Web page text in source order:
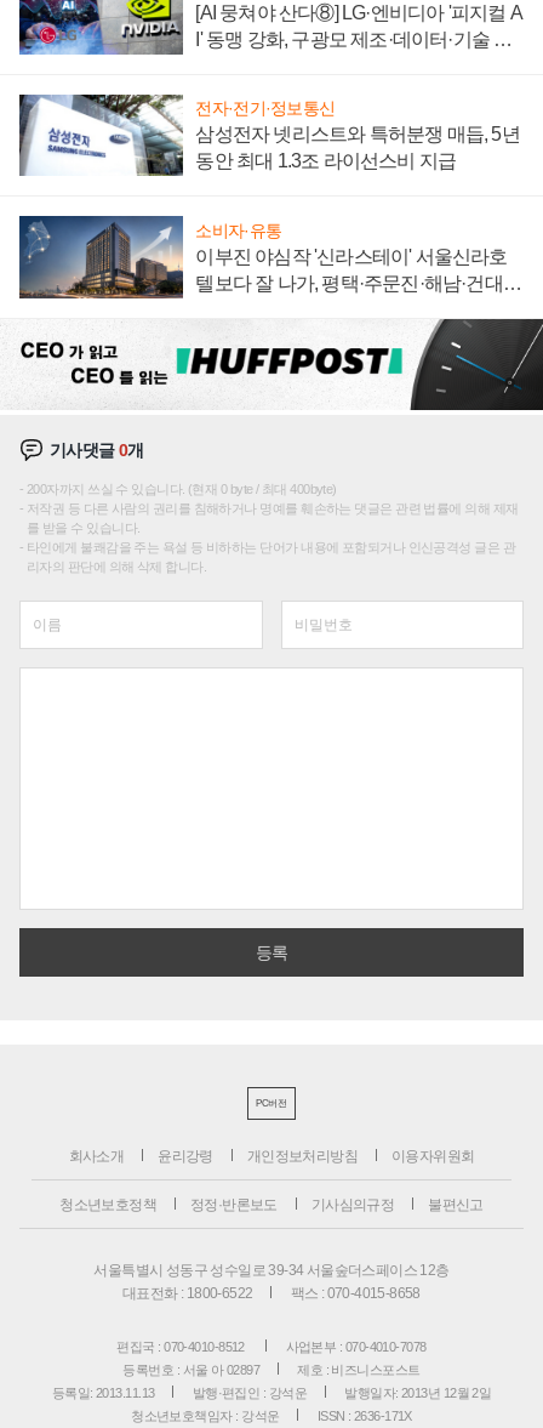
[AI 뭉쳐야 산다⑧] LG·엔비디아 '피지컬 A
I' 동맹 강화, 구광모 제조·데이터·기술 결
전자·전기·정보통신
삼성전자 넷리스트와 특허분쟁 매듭, 5년
동안 최대 1.3조 라이선스비 지급
소비자·유통
이부진 야심작 '신라스테이' 서울신라호
텔보다 잘 나가, 평택·주문진·해남·건대로
기사댓글0개
200자까지 쓰실 수 있습니다. (현재 0 byte / 최대 400byte)
저작권 등 다른 사람의 권리를 침해하거나 명예를 훼손하는 댓글은 관련 법률에 의해 제재
를 받을 수 있습니다.
타인에게 불쾌감을 주는 욕설 등 비하하는 단어가 내용에 포함되거나 인신공격성 글은 관
리자의 판단에 의해 삭제 합니다.
PC버전
회사소개 윤리강령 개인정보처리방침 이용자위원회
청소년보호정책 정정·반론보도 기사심의규정 불편신고
서울특별시 성동구 성수일로 39-34 서울숲더스페이스 12층
대표전화 : 1800-6522
팩스 : 070-4015-8658
편집국 : 070-4010-8512
사업본부 : 070-4010-7078
등록번호 : 서울 아 02897
제호 : 비즈니스포스트
등록일: 2013.11.13
발행·편집인 : 강석운
발행일자: 2013년 12월 2일
청소년보호책임자 : 강석운
ISSN : 2636-171X